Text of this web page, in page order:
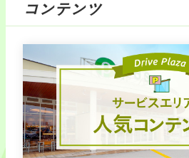
コンテンツ